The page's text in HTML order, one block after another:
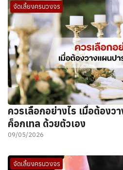
จัดเลี้ยงครบวงจร
ควรเลือกอย่างไร เมื่อต้องว
ค็อกเทล ด้วยตัวเอง
09/05/2026
จัดเลี้ยงครบวงจร